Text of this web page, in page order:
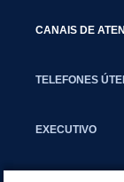
CANAIS DE
TELEFONES
EXECUTIVO